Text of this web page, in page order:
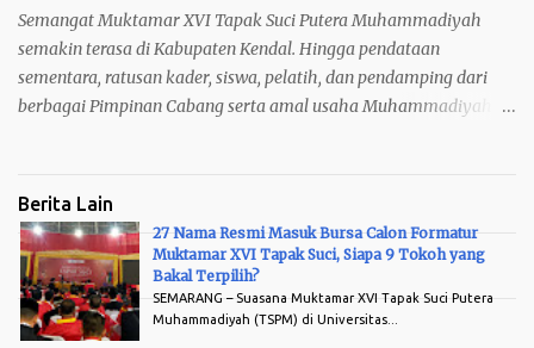
Langkah : – Langkah Lipat – Langka...
Semangat Muktamar XVI Tapak Suci Putera Muhammadiyah
semakin terasa di Kabupaten Kendal. Hingga pendataan
sementara, ratusan kader, siswa, pelatih, dan pendamping dari
berbagai Pimpinan Cabang serta amal usaha Muhammadiyah di
Tapak Suci Putera Muhammadiyah di Lapangan Pancasila
Simpang Lima Semarang, Sabtu, 8 Agus tus 2026. Kehadiran
mereka bukan sekadar memenuhi arena, tetapi menjadi bukti
nyata kecintaan dan kebanggaan terhadap Tapak Suci yang kini
memasuki babak baru perjalanan organisasinya. Data sementara
menunjukkan antusiasme yang luar biasa. MIM Mulyosari siap
Berita Lain
27 Nama Resmi Masuk Bursa Calon Formatur
Muktamar XVI Tapak Suci, Siapa 9 Tokoh yang
Bakal Terpilih?
SEMARANG – Suasana Muktamar XVI Tapak Suci Putera
Muhammadiyah (TSPM) di Universitas...
Arsip